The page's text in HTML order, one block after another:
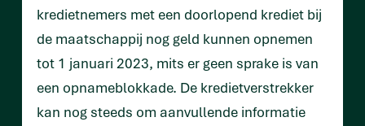
kredietnemers met een doorlopend krediet bij
de maatschappij nog geld kunnen opnemen
tot 1 januari 2023, mits er geen sprake is van
een opnameblokkade. De kredietverstrekker
kan nog steeds om aanvullende informatie